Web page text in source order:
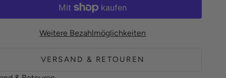
Weitere Bezahlmöglichkeiten
VERSAND & RETOUREN